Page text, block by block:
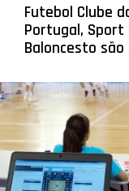
Futebol Clube
Portugal, Sport
Baloncesto